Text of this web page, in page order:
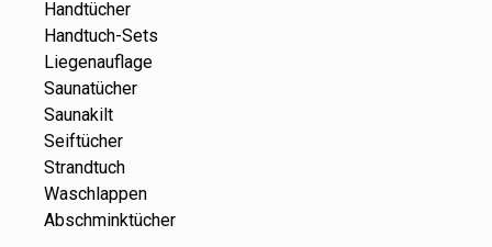
Handtücher
Handtuch-Sets
Liegenauflage
Saunatücher
Saunakilt
Seiftücher
Strandtuch
Waschlappen
Abschminktücher